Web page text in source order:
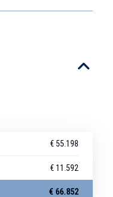
€ 55.198
€ 11.592
€ 66.852